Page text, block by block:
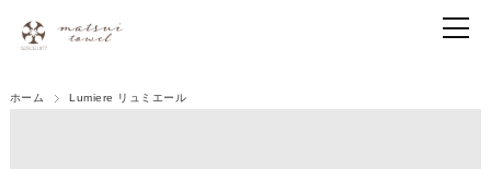
ホーム Lumiere リュミエール